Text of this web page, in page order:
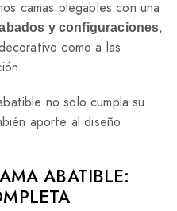
camas plegables con una
y configuraciones,
como a las
no solo cumpla su
aporte al diseño
ABATIBLE: